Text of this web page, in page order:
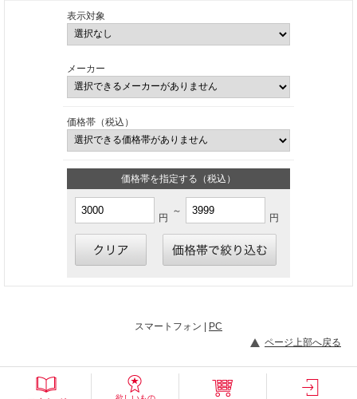
表示対象
メーカー
価格帯（税込）
価格帯を指定する（税込）
円
～
円
スマートフォン | PC
ページ上部へ戻る